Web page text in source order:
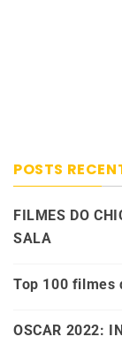
POSTS
FILMES DO
SALA
Top 100 filmes
OSCAR 2022: